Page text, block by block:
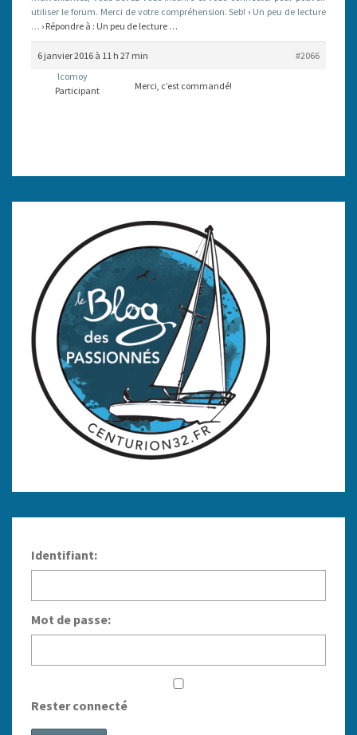
utiliser le forum. Merci de votre compréhension. Seb! › Un peu de lecture
… › Répondre à : Un peu de lecture …
6 janvier 2016 à 11 h 27 min
#2066
lcomoy
Participant
Merci, c’est commandé!
Identifiant:
Mot de passe:
Rester connecté